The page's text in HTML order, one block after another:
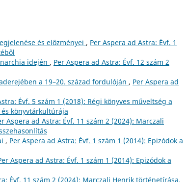
és előzményei , Per Aspera ad Astra: Évf. 1
idején , Per Aspera ad Astra: Évf. 12 szám 2
a 19–20. század fordulóján , Per Aspera ad
Évf. 5 szám 1 (2018): Régi könyves műveltség a
könyvtárkultúrája
Aspera ad Astra: Évf. 11 szám 2 (2024): Marczali
, Per Aspera ad Astra: Évf. 1 szám 1 (2014): Epizódok a
Aspera ad Astra: Évf. 1 szám 1 (2014): Epizódok a
Évf. 11 szám 2 (2024): Marczali Henrik történetírása.